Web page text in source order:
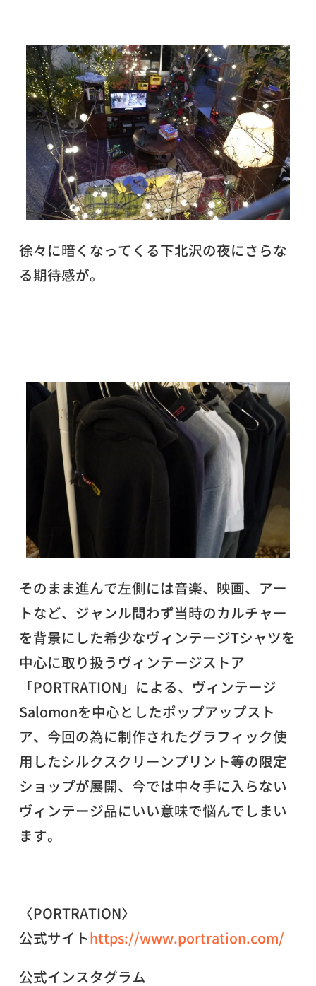
徐々に暗くなってくる下北沢の夜にさらな
る期待感が。
そのまま進んで左側には音楽、映画、アー
トなど、ジャンル問わず当時のカルチャー
を背景にした希少なヴィンテージTシャツを
中心に取り扱うヴィンテージストア
「PORTRATION」による、ヴィンテージ
Salomonを中心としたポップアップスト
ア、今回の為に制作されたグラフィック使
用したシルクスクリーンプリント等の限定
ショップが展開、今では中々手に入らない
ヴィンテージ品にいい意味で悩んでしまい
ます。
〈PORTRATION〉
公式サイトhttps://www.portration.com/
公式インスタグラム